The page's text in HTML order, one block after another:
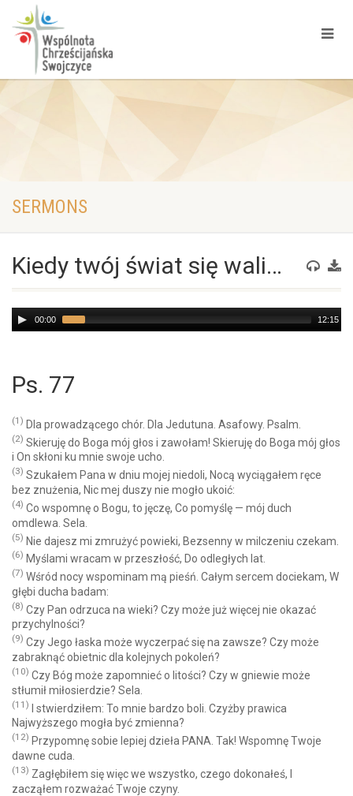
SERMONS
Kiedy twój świat się wali…
Audio
Player
00:00 12:15
Ps. 77
(1) Dla prowadzącego chór. Dla Jedutuna. Asafowy. Psalm.
(2) Skieruję do Boga mój głos i zawołam! Skieruję do Boga mój głos
i On skłoni ku mnie swoje ucho.
(3) Szukałem Pana w dniu mojej niedoli, Nocą wyciągałem ręce
bez znużenia, Nic mej duszy nie mogło ukoić:
(4) Co wspomnę o Bogu, to jęczę, Co pomyślę — mój duch
omdlewa. Sela.
(5) Nie dajesz mi zmrużyć powieki, Bezsenny w milczeniu czekam.
(6) Myślami wracam w przeszłość, Do odległych lat.
(7) Wśród nocy wspominam mą pieśń. Całym sercem dociekam, W
głębi ducha badam:
(8) Czy Pan odrzuca na wieki? Czy może już więcej nie okazać
przychylności?
(9) Czy Jego łaska może wyczerpać się na zawsze? Czy może
zabraknąć obietnic dla kolejnych pokoleń?
(10) Czy Bóg może zapomnieć o litości? Czy w gniewie może
stłumił miłosierdzie? Sela.
(11) I stwierdziłem: To mnie bardzo boli. Czyżby prawica
Najwyższego mogła być zmienna?
(12) Przypomnę sobie lepiej dzieła PANA. Tak! Wspomnę Twoje
dawne cuda.
(13) Zagłębiłem się więc we wszystko, czego dokonałeś, I
zacząłem rozważać Twoje czyny.